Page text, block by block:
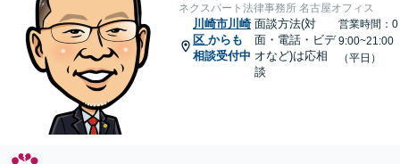
ネクスパート法律事務所 名古屋オフィス
川崎市川崎
区 からも
相談受付中
面談方法(対
面・電話・ビデ
オなど)は応相
談
営業時間：0
9:00~21:00
（平日）